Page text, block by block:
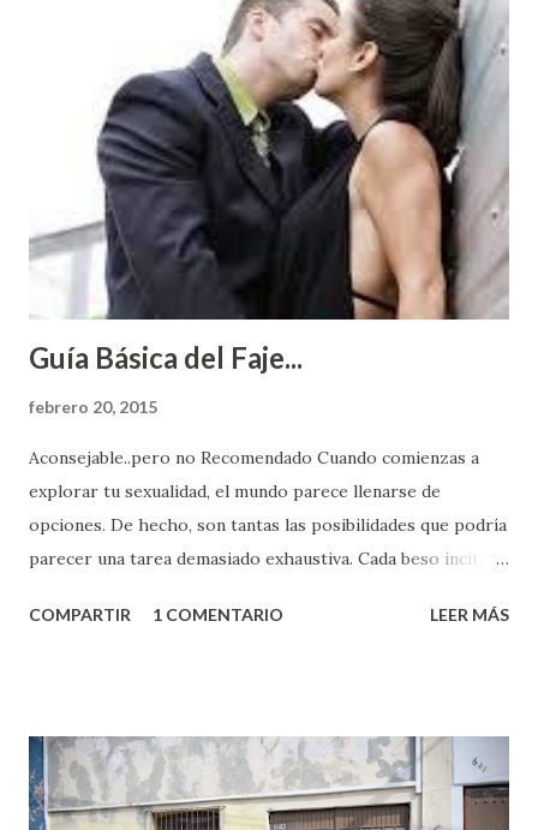
Guía Básica del Faje...
febrero 20, 2015
Aconsejable..pero no Recomendado Cuando comienzas a
explorar tu sexualidad, el mundo parece llenarse de
opciones. De hecho, son tantas las posibilidades que podría
parecer una tarea demasiado exhaustiva. Cada beso incita
partes de ti que jamás hubieras imaginado. El problema es
conoces ni la mitad de lo que deberías saber. Pero incluso
quienes ya han tenido relaciones sexuales no son expertos
COMPARTIR 1 COMENTARIO LEER MÁS